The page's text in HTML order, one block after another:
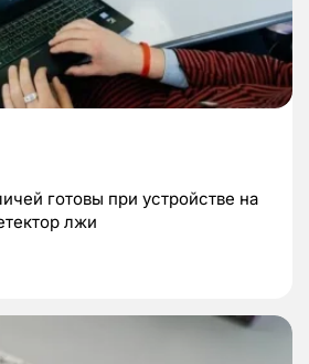
готовы при устройстве на
лжи